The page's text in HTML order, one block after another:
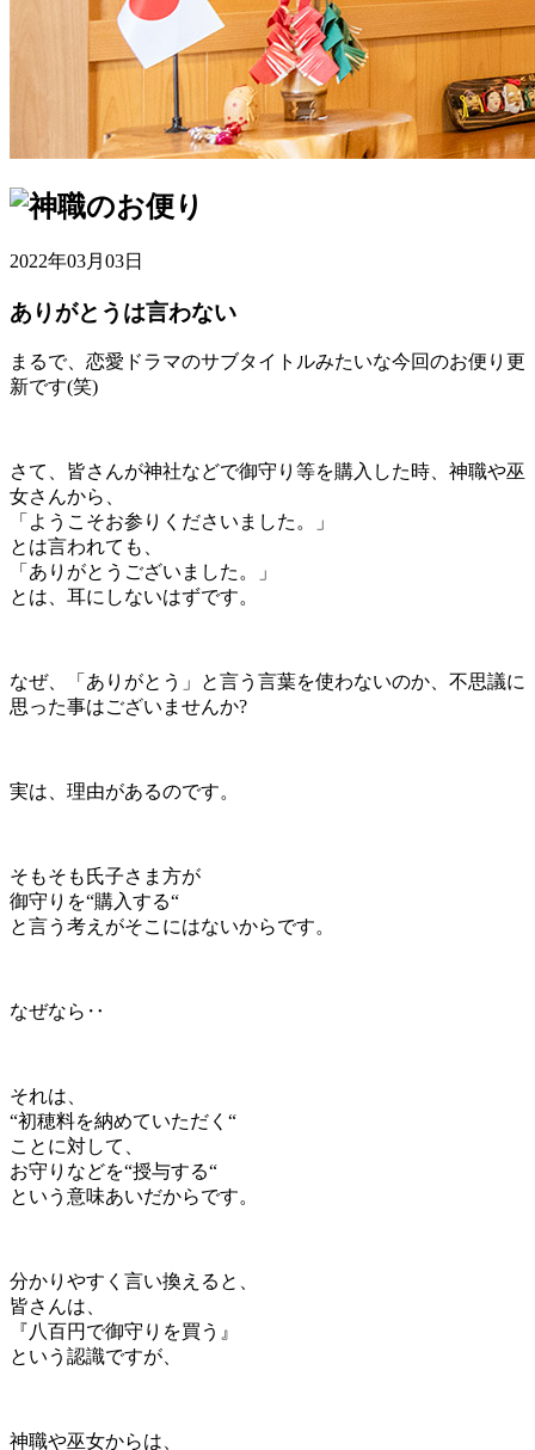
2022年03月03日
ありがとうは言わない
まるで、恋愛ドラマのサブタイトルみたいな今回のお便り更
新です(笑)
さて、皆さんが神社などで御守り等を購入した時、神職や巫
女さんから、
「ようこそお参りくださいました。」
とは言われても、
「ありがとうございました。」
とは、耳にしないはずです。
なぜ、「ありがとう」と言う言葉を使わないのか、不思議に
思った事はございませんか?
実は、理由があるのです。
そもそも氏子さま方が
御守りを“購入する“
と言う考えがそこにはないからです。
なぜなら‥
それは、
“初穂料を納めていただく“
ことに対して、
お守りなどを“授与する“
という意味あいだからです。
分かりやすく言い換えると、
皆さんは、
『八百円で御守りを買う』
という認識ですが、
神職や巫女からは、